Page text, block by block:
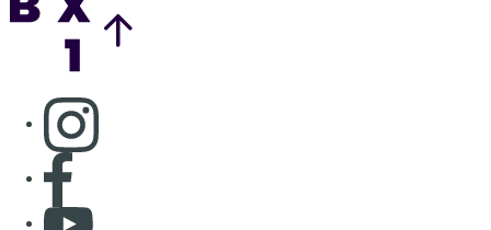
Consulter page Instagram
Consulter page Facebook
Consulter Youtube